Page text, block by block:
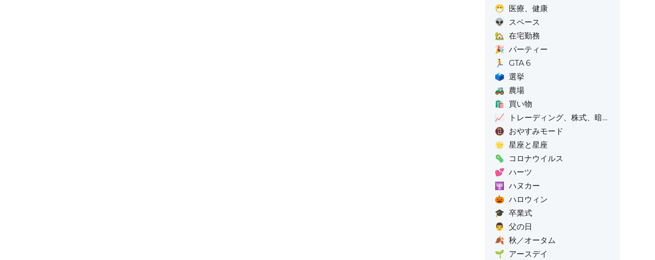
😷 医療、健康
👽
スペース
🏡 在宅勤務
🎉 パーティー
🏃
GTA 6
🗳️ 選挙
🚜 農場
🛍️
買い物
📈
トレーディング、株式、暗号資産
📵 おやすみモード
🌟 星座と星座
🦠
コロナウイルス
💕 ハーツ
🕎
ハヌカー
🎃 ハロウィン
🎓 卒業式
👨 父の日
🍂 秋／オータム
🌱 アースデイ